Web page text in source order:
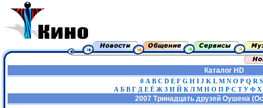
Каталог HD
0 A B C D E F G H I J K L M N O P Q R S
А Б В Г Д Е Ё Ж З И Й К Л М Н О П Р С Т У Ф Х
2007 Тринадцать друзей Оушена